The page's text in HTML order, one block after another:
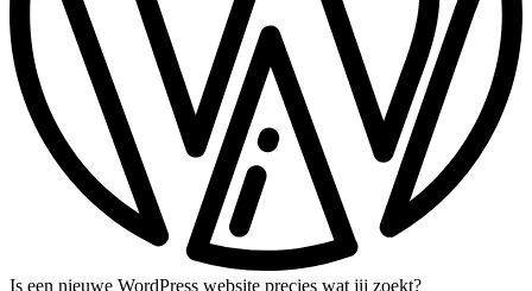
Is een nieuwe WordPress website precies wat jij zoekt?